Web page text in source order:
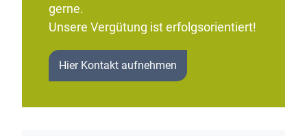
gerne.
Unsere Vergütung ist erfolgsorientiert!
Hier Kontakt aufnehmen